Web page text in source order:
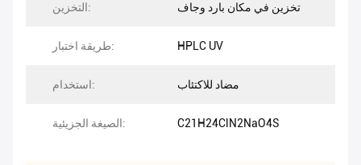
التخزين: تخزين في مكان بارد وجاف
طريقة اختبار: HPLC UV
استخدام: مضاد للاكتئاب
الصيغة الجزيئية: C21H24ClN2NaO4S